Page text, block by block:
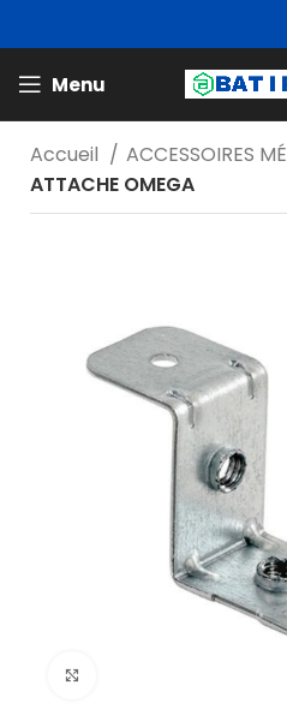
Menu
Accueil
ACCESSOIRES
ATTACHE OMEGA